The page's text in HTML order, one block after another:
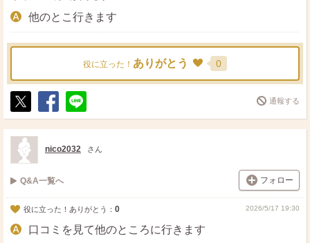
他のとこ行きます
役に立った！ ありがとう 0
ポ
ス
ト
シ
ェ
送
る
通報する
nico2032 さん
Q&A一覧へ フォロー
役に立った！ありがとう： 0 2026/5/17 19:30
口コミを見て他のところに行きます